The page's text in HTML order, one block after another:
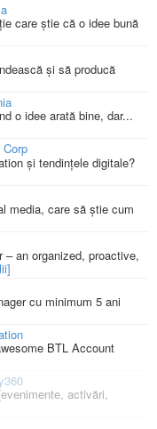
care știe că o idee bună
și să producă
o idee arată bine, dar...
și tendințele digitale?
media, care să știe cum
– an organized, proactive,
cu minimum 5 ani
BTL Account
activări,